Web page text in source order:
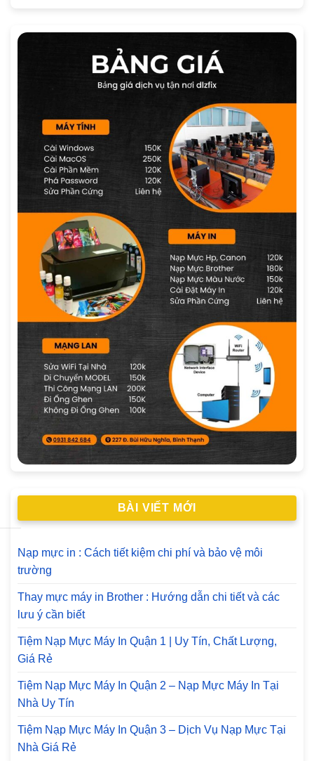
BÀI VIẾT MỚI
Nạp mực in : Cách tiết kiệm chi phí và bảo vệ môi
trường
Thay mực máy in Brother : Hướng dẫn chi tiết và các
lưu ý cần biết
Tiệm Nạp Mực Máy In Quận 1 | Uy Tín, Chất Lượng,
Giá Rẻ
Tiệm Nạp Mực Máy In Quận 2 – Nạp Mực Máy In Tại
Nhà Uy Tín
Tiệm Nạp Mực Máy In Quận 3 – Dịch Vụ Nạp Mực Tại
Nhà Giá Rẻ